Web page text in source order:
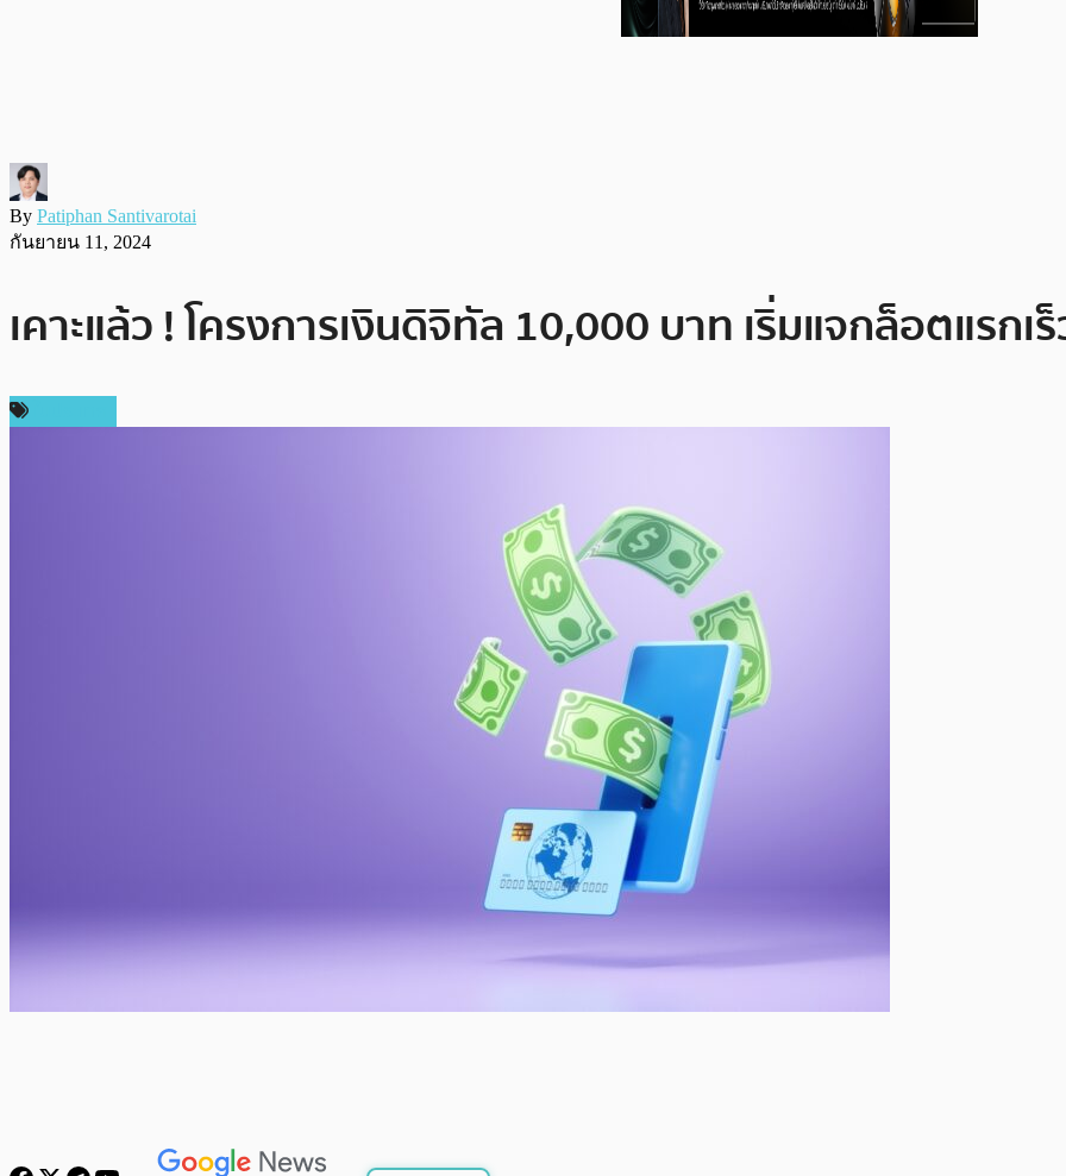
By Patiphan Santivarotai
กันยายน 11, 2024
เคาะแล้ว ! โครงการเงินดิจิทัล 10,000 บาท เริ่มแจกล็อตแรกเ